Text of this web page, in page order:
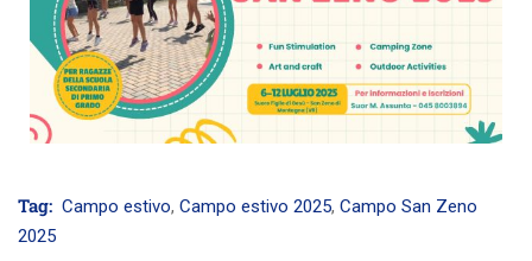
Tag: Campo estivo, Campo estivo 2025, Campo San Zeno
2025